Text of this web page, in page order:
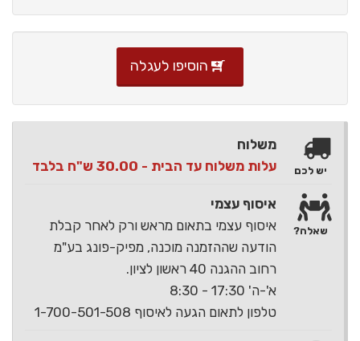
הוסיפו לעגלה
משלוח
עלות משלוח עד הבית - 30.00 ש"ח בלבד
איסוף עצמי
איסוף עצמי בתאום מראש ורק לאחר קבלת
הודעה שההזמנה מוכנה, מפיק-פונג בע"מ
רחוב ההגנה 40 ראשון לציון.
א'-ה' 17:30 - 8:30
טלפון לתאום הגעה לאיסוף 1-700-501-508
יש לכם
שאלה?